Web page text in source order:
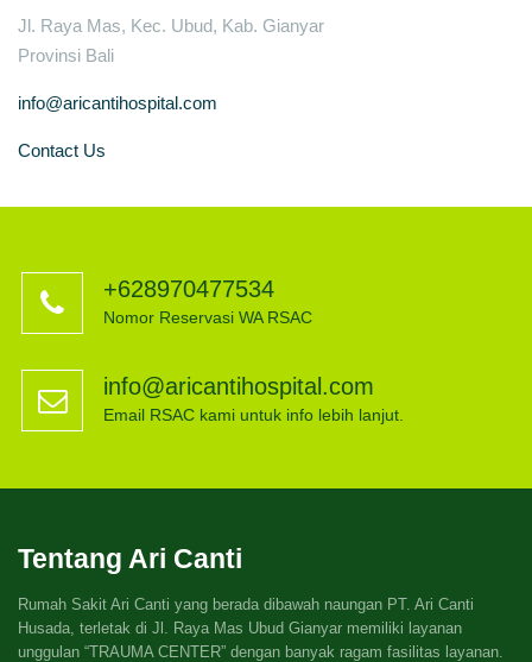
Jl. Raya Mas, Kec. Ubud, Kab. Gianyar
Provinsi Bali
info@aricantihospital.com
Contact Us
+628970477534
Nomor Reservasi WA RSAC
info@aricantihospital.com
Email RSAC kami untuk info lebih lanjut.
Tentang Ari Canti
Rumah Sakit Ari Canti yang berada dibawah naungan PT. Ari Canti
Husada, terletak di Jl. Raya Mas Ubud Gianyar memiliki layanan
unggulan “TRAUMA CENTER” dengan banyak ragam fasilitas layanan.